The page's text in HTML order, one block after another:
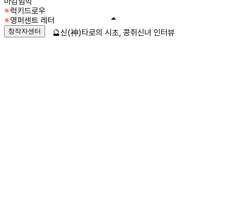
럭키드로우
영퍼센트 레터
창작자센터 🔮신(神)타로의 시초, 콩쥐신녀 인터뷰